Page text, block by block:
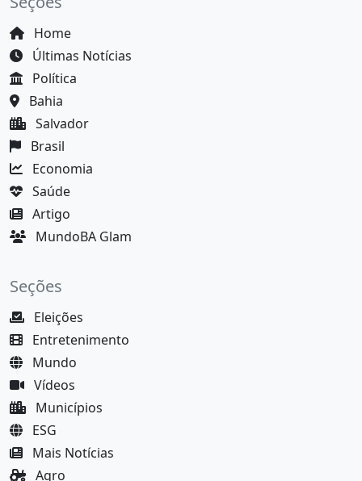
Home
Últimas Notícias
Política
Bahia
Salvador
Brasil
Economia
Saúde
Artigo
MundoBA Glam
Seções
Eleições
Entretenimento
Mundo
Vídeos
Municípios
ESG
Mais Notícias
Agro